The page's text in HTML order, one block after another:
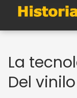
La
Del